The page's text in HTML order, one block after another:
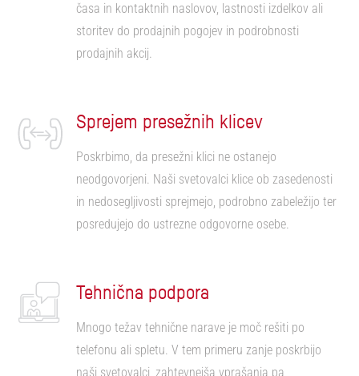
časa in kontaktnih naslovov, lastnosti izdelkov ali
storitev do prodajnih pogojev in podrobnosti
prodajnih akcij.
Sprejem presežnih klicev
Poskrbimo, da presežni klici ne ostanejo
neodgovorjeni. Naši svetovalci klice ob zasedenosti
in nedosegljivosti sprejmejo, podrobno zabeležijo ter
posredujejo do ustrezne odgovorne osebe.
Tehnična podpora
Mnogo težav tehnične narave je moč rešiti po
telefonu ali spletu. V tem primeru zanje poskrbijo
naši svetovalci, zahtevnejša vprašanja pa